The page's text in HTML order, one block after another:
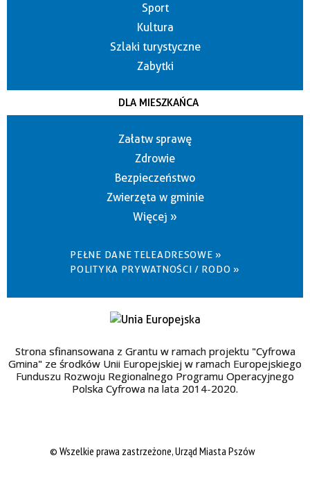
Sport
Kultura
Szlaki turystyczne
Zabytki
DLA MIESZKAŃCA
Załatw sprawę
Zdrowie
Bezpieczeństwo
Zwierzęta w gminie
Więcej »
PEŁNE DANE TELEADRESOWE »
POLITYKA PRYWATNOŚCI / RODO »
Strona sfinansowana z Grantu w ramach projektu "Cyfrowa
Gmina" ze środków Unii Europejskiej w ramach Europejskiego
Funduszu Rozwoju Regionalnego Programu Operacyjnego
Polska Cyfrowa na lata 2014-2020.
© Wszelkie prawa zastrzeżone, Urząd Miasta Pszów